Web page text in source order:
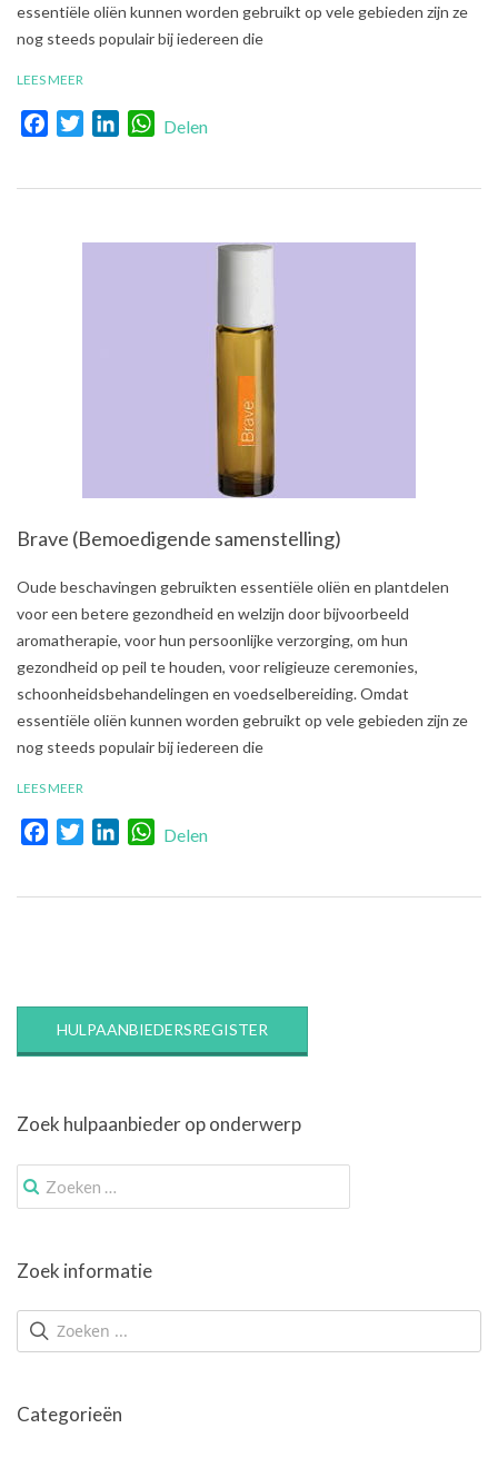
essentiële oliën kunnen worden gebruikt op vele gebieden zijn ze
nog steeds populair bij iedereen die
LEES MEER
FacebookTwitterLinkedInWhatsApp
Delen
Brave (Bemoedigende samenstelling)
2021-
Oude beschavingen gebruikten essentiële oliën en plantdelen
voor een betere gezondheid en welzijn door bijvoorbeeld
aromatherapie, voor hun persoonlijke verzorging, om hun
gezondheid op peil te houden, voor religieuze ceremonies,
schoonheidsbehandelingen en voedselbereiding. Omdat
essentiële oliën kunnen worden gebruikt op vele gebieden zijn ze
nog steeds populair bij iedereen die
LEES MEER
FacebookTwitterLinkedInWhatsApp
Delen
HULPAANBIEDERSREGISTER
Zoek hulpaanbieder op onderwerp
Zoek
Zoek informatie
Categorieën